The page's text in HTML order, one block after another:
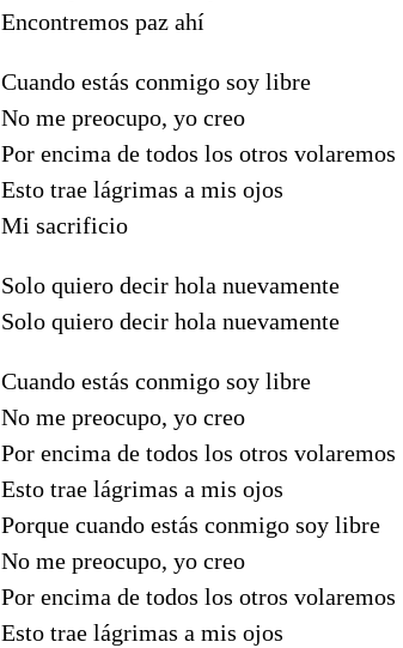
Encontremos paz ahí
Cuando estás conmigo soy libre
No me preocupo, yo creo
Por encima de todos los otros volaremos
Esto trae lágrimas a mis ojos
Mi sacrificio
Solo quiero decir hola nuevamente
Solo quiero decir hola nuevamente
Cuando estás conmigo soy libre
No me preocupo, yo creo
Por encima de todos los otros volaremos
Esto trae lágrimas a mis ojos
Porque cuando estás conmigo soy libre
No me preocupo, yo creo
Por encima de todos los otros volaremos
Esto trae lágrimas a mis ojos